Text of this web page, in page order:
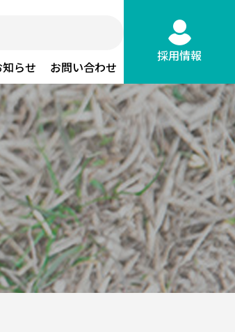
知らせ お問い合わせ
採用情報